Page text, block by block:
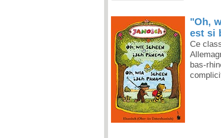
"Oh,
est si
Ce
bas-